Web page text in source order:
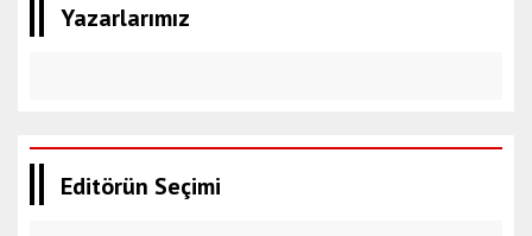
Yazarlarımız
Editörün Seçimi